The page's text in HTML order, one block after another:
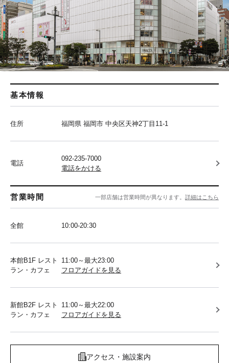
基本情報
住所 福岡県 福岡市 中央区天神2丁目11-1
電話
092-235-7000
電話をかける
営業時間 一部店舗は営業時間が異なります。 詳細はこちら
全館 10:00-20:30
本館B1F レスト
ラン・カフェ
11:00～最大23:00
フロアガイドを見る
新館B2F レスト
ラン・カフェ
11:00～最大22:00
フロアガイドを見る
アクセス・施設案内